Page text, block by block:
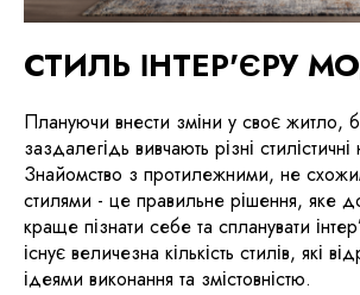
СТИЛЬ ІНТЕР'ЄРУ
Плануючи внести зміни у своє житло,
заздалегідь вивчають різні
Знайомство з протилежними, не
стилями - це правильне рішення, яке
краще пізнати себе та спланувати
існує величезна кількість стилів, які
ідеями виконання та змістовністю.